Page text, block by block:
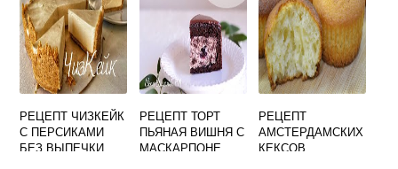
РЕЦЕПТ ЧИЗКЕЙК
С ПЕРСИКАМИ
БЕЗ ВЫПЕЧКИ
РЕЦЕПТ ТОРТ
ПЬЯНАЯ ВИШНЯ С
МАСКАРПОНЕ
РЕЦЕПТ
АМСТЕРДАМСКИХ
КЕКСОВ